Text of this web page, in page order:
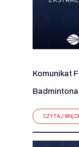
Komunikat
Badmintona
CZYTAJ